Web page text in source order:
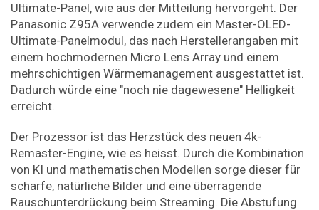
Ultimate-Panel, wie aus der Mitteilung hervorgeht. Der
Panasonic Z95A verwende zudem ein Master-OLED-
Ultimate-Panelmodul, das nach Herstellerangaben mit
einem hochmodernen Micro Lens Array und einem
mehrschichtigen Wärmemanagement ausgestattet ist.
Dadurch würde eine "noch nie dagewesene" Helligkeit
erreicht.
Der Prozessor ist das Herzstück des neuen 4k-
Remaster-Engine, wie es heisst. Durch die Kombination
von KI und mathematischen Modellen sorge dieser für
scharfe, natürliche Bilder und eine überragende
Rauschunterdrückung beim Streaming. Die Abstufung